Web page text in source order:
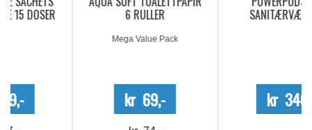
Mega Value Pack
SANITÆRVÆSKE 20